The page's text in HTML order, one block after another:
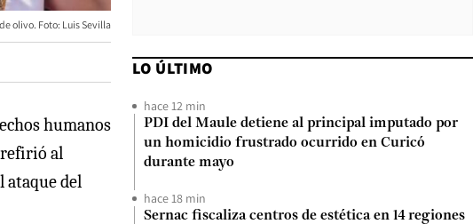
olivo. Foto: Luis Sevilla
humanos
refirió al
ataque del
LO ÚLTIMO
hace 12 min
PDI del Maule detiene al principal imputado por
un homicidio frustrado ocurrido en Curicó
durante mayo
hace 18 min
Sernac fiscaliza centros de estética en 14 regiones